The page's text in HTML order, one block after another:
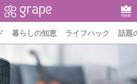
RANK
暮らしの知恵 ライフハック 話題